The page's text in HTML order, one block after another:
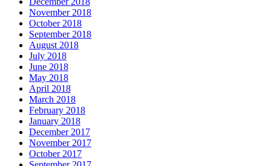
November 2018
October 2018
September 2018
August 2018
July 2018
June 2018
May 2018
April 2018
March 2018
February 2018
January 2018
December 2017
November 2017
October 2017